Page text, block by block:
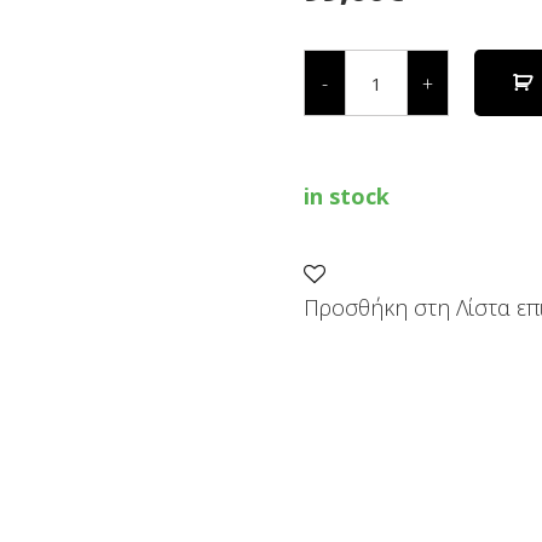
-
ΗΧΕΙΟ
BLUETOOTH
3151
3107
AA
+
in stock
Προσθήκη στη Λίστα